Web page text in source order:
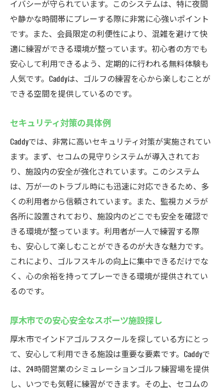
イバシーが守られています。このシステムは、特に夜間
や静かな時間帯にプレーする際に非常に心強いポイント
です。また、会員限定の利便性により、混雑を避けて快
適に練習ができる環境が整っています。初心者の方でも
安心して利用できるよう、定期的に行われる無料体験も
人気です。Caddyは、ゴルフの練習を心から楽しむことが
できる空間を提供しているのです。
セキュリティ対策の具体例
Caddyでは、非常に高いセキュリティ対策が実施されてい
ます。まず、セコムの見守りシステムが導入されてお
り、施設内の安全が強化されています。このシステム
は、万が一のトラブル時にも迅速に対応できるため、多
くの利用者から信頼されています。また、監視カメラが
各所に設置されており、施設内のどこでも安全を確認で
きる環境が整っています。利用者が一人で練習する際
も、安心して楽しむことができるのが大きな魅力です。
これにより、ゴルフスキルの向上に集中できるだけでな
く、心の余裕を持ってプレーできる環境が提供されてい
るのです。
厚木市での安心安全なスポーツ施設探し
厚木市でインドアゴルフスクールを探している方にとっ
て、安心して利用できる施設は重要な要素です。Caddyで
は、24時間営業のシミュレーションゴルフ練習場を提供
し、いつでも気軽に練習ができます。その上、セコムの